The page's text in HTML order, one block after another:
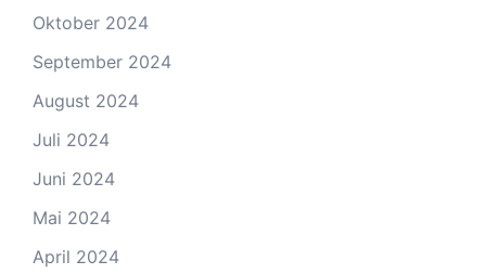
Oktober 2024
September 2024
August 2024
Juli 2024
Juni 2024
Mai 2024
April 2024